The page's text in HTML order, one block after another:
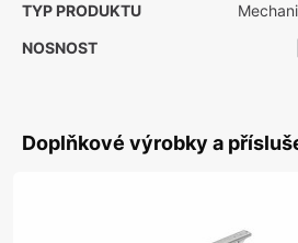
TYP PRODUKTU
NOSNOST
Doplňkové výrobky a